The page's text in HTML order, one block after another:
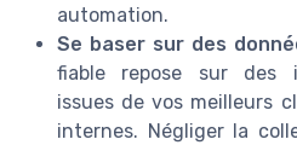
automation.
Se baser sur des
fiable repose sur des
issues de vos meilleurs
internes. Négliger la